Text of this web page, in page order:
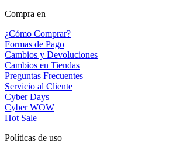
Compra en
¿Cómo Comprar?
Formas de Pago
Cambios y Devoluciones
Cambios en Tiendas
Preguntas Frecuentes
Servicio al Cliente
Cyber Days
Cyber WOW
Hot Sale
Políticas de uso